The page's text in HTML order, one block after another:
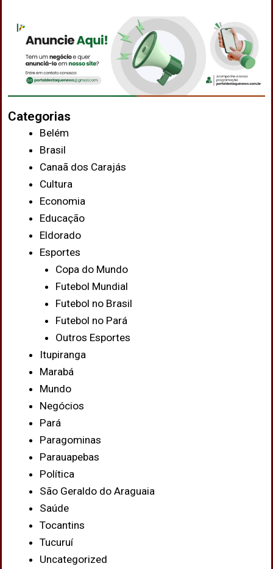
Categorias
Belém
Brasil
Canaã dos Carajás
Cultura
Economia
Educação
Eldorado
Esportes
Copa do Mundo
Futebol Mundial
Futebol no Brasil
Futebol no Pará
Outros Esportes
Itupiranga
Marabá
Mundo
Negócios
Pará
Paragominas
Parauapebas
Política
São Geraldo do Araguaia
Saúde
Tocantins
Tucuruí
Uncategorized